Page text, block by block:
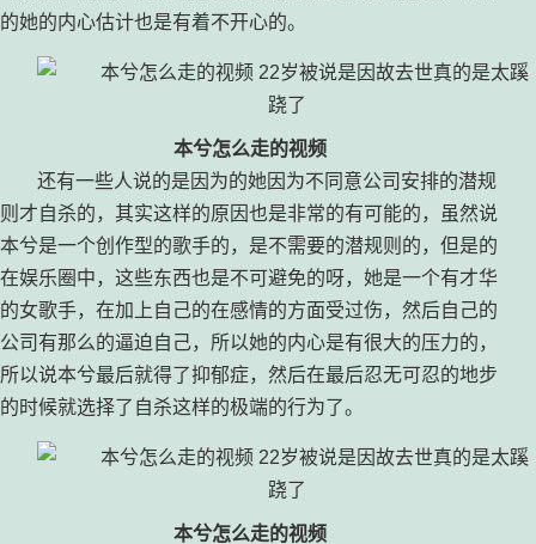
的她的内心估计也是有着不开心的。
本兮怎么走的视频
还有一些人说的是因为的她因为不同意公司安排的潜规
则才自杀的，其实这样的原因也是非常的有可能的，虽然说
本兮是一个创作型的歌手的，是不需要的潜规则的，但是的
在娱乐圈中，这些东西也是不可避免的呀，她是一个有才华
的女歌手，在加上自己的在感情的方面受过伤，然后自己的
公司有那么的逼迫自己，所以她的内心是有很大的压力的，
所以说本兮最后就得了抑郁症，然后在最后忍无可忍的地步
的时候就选择了自杀这样的极端的行为了。
本兮怎么走的视频